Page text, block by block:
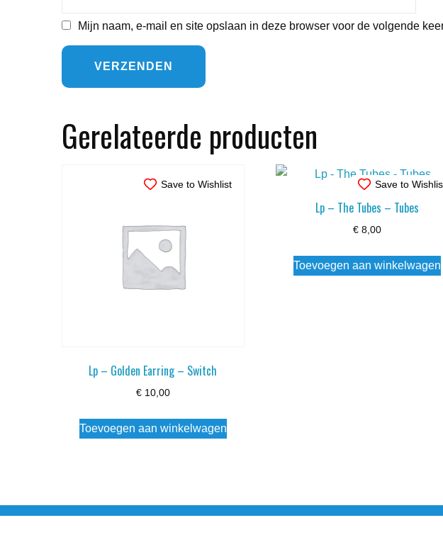
Mijn naam, e-mail en site opslaan in deze browser voor de volgende
Gerelateerde producten
Save to Wishlist
Lp – Golden Earring – Switch
€10,00
Toevoegen aan winkelwagen
Save to
Lp – The Tubes – Tubes
€ 8,00
Toevoegen aan winkelwagen